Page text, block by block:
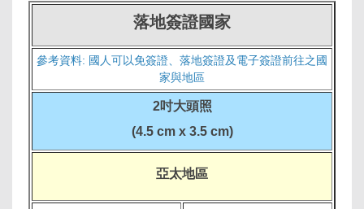
落地簽證國家
參考資料: 國人可以免簽證、落地簽證及電子簽證前往之國
家與地區
2吋大頭照
(4.5 cm x 3.5 cm)
亞太地區